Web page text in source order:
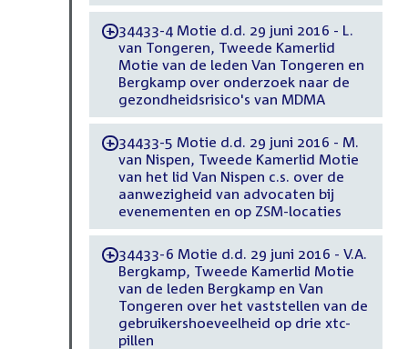
-34433-4 Motie d.d. 29 juni 2016 - L.
van Tongeren, Tweede Kamerlid
Motie van de leden Van Tongeren en
Bergkamp over onderzoek naar de
gezondheidsrisico's van MDMA
-34433-5 Motie d.d. 29 juni 2016 - M.
van Nispen, Tweede Kamerlid Motie
van het lid Van Nispen c.s. over de
aanwezigheid van advocaten bij
evenementen en op ZSM-locaties
-34433-6 Motie d.d. 29 juni 2016 - V.A.
Bergkamp, Tweede Kamerlid Motie
van de leden Bergkamp en Van
Tongeren over het vaststellen van de
gebruikershoeveelheid op drie xtc-
pillen